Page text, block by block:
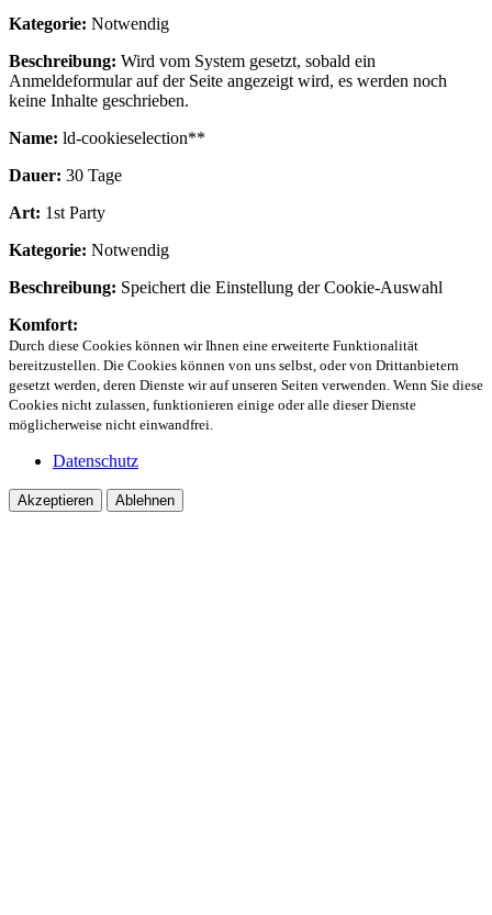
Kategorie: Notwendig
Beschreibung: Wird vom System gesetzt, sobald ein
Anmeldeformular auf der Seite angezeigt wird, es werden noch
keine Inhalte geschrieben.
Name: ld-cookieselection**
Dauer: 30 Tage
Art: 1st Party
Kategorie: Notwendig
Beschreibung: Speichert die Einstellung der Cookie-Auswahl
Komfort:
Durch diese Cookies können wir Ihnen eine erweiterte Funktionalität
bereitzustellen. Die Cookies können von uns selbst, oder von Drittanbietern
gesetzt werden, deren Dienste wir auf unseren Seiten verwenden. Wenn Sie diese
Cookies nicht zulassen, funktionieren einige oder alle dieser Dienste
möglicherweise nicht einwandfrei.
Datenschutz
Akzeptieren Ablehnen